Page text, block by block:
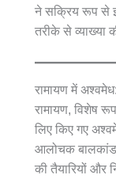
ने सक्रिय रूप से
तरीके से व्याख्या
रामायण में
रामायण, विशेष
लिए किए गए
आलोचक बालकांड
की तैयारियों और